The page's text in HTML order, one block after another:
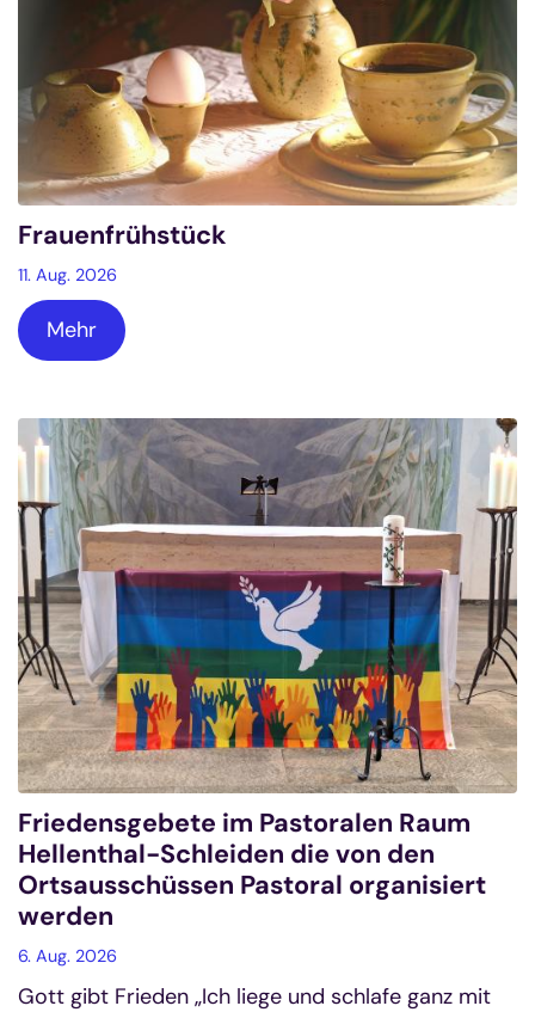
Frauenfrühstück
11. Aug. 2026
Mehr
Friedensgebete im Pastoralen Raum
Hellenthal-Schleiden die von den
Ortsausschüssen Pastoral organisiert
werden
6. Aug. 2026
Gott gibt Frieden „Ich liege und schlafe ganz mit